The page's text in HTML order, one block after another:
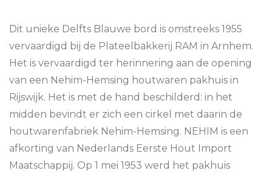
Dit unieke Delfts Blauwe bord is omstreeks 1955
vervaardigd bij de Plateelbakkerij RAM in Arnhem.
Het is vervaardigd ter herinnering aan de opening
van een Nehim-Hemsing houtwaren pakhuis in
Rijswijk. Het is met de hand beschilderd: in het
midden bevindt er zich een cirkel met daarin de
houtwarenfabriek Nehim-Hemsing. NEHIM is een
afkorting van Nederlands Eerste Hout Import
Maatschappij. Op 1 mei 1953 werd het pakhuis